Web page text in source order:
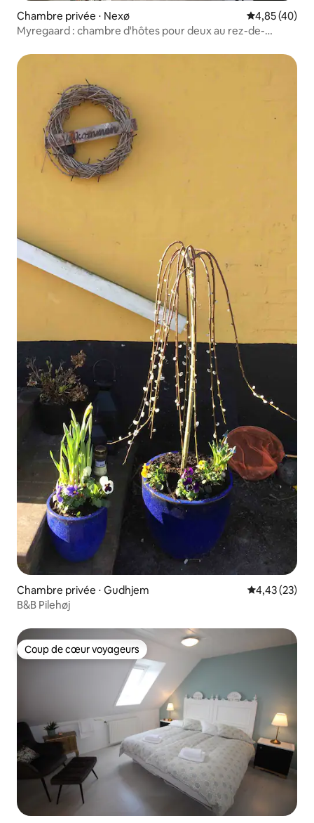
Chambre privée ⋅ Nexø Évaluation
4,85 (40)
Myregaard : chambre d'hôtes pour deux au rez-de-
Chambre privée ⋅ Gudhjem Évaluation
4,43 (23)
B&B Pilehøj
Coup de cœur voyageurs
Coup de cœur voyageurs